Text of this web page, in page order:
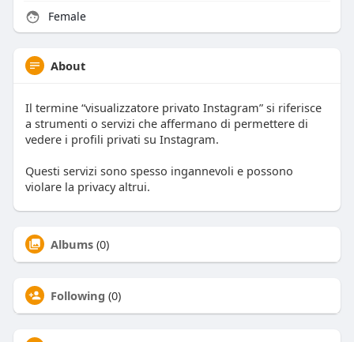
Female
About
Il termine “visualizzatore privato Instagram” si riferisce
a strumenti o servizi che affermano di permettere di
vedere i profili privati su Instagram.
Questi servizi sono spesso ingannevoli e possono
violare la privacy altrui.
Albums (0)
Following (0)